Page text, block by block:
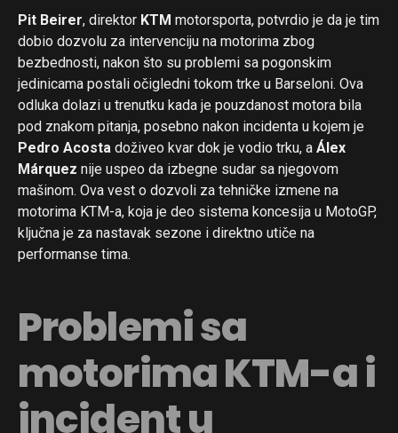
Pit Beirer, direktor KTM motorsporta, potvrdio je da je tim
dobio dozvolu za intervenciju na motorima zbog
bezbednosti, nakon što su problemi sa pogonskim
jedinicama postali očigledni tokom trke u Barseloni. Ova
odluka dolazi u trenutku kada je pouzdanost motora bila
pod znakom pitanja, posebno nakon incidenta u kojem je
Pedro Acosta doživeo kvar dok je vodio trku, a Álex
Márquez nije uspeo da izbegne sudar sa njegovom
mašinom. Ova vest o dozvoli za tehničke izmene na
motorima KTM-a, koja je deo sistema koncesija u MotoGP,
ključna je za nastavak sezone i direktno utiče na
performanse tima.
Problemi sa
motorima KTM-a i
incident u